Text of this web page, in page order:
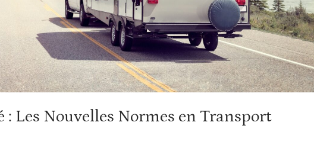
: Les Nouvelles Normes en Transport